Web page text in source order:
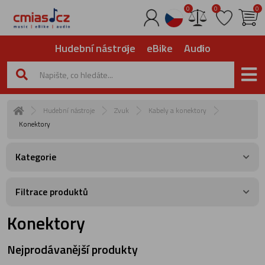
0 0 0
Hudební nástroje eBike Audio
Hudební nástroje Zvuk
Kabely a konektory
Konektory
Kategorie
Filtrace produktů
Konektory
Nejprodávanější produkty